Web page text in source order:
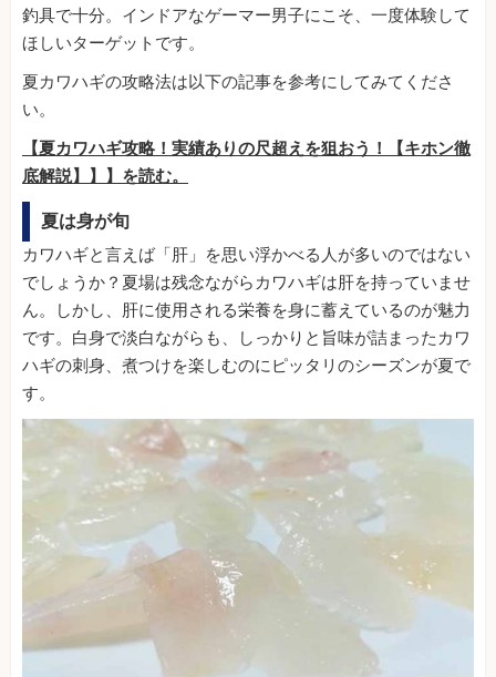
釣具で十分。インドアなゲーマー男子にこそ、一度体験して
ほしいターゲットです。
夏カワハギの攻略法は以下の記事を参考にしてみてくださ
い。
【夏カワハギ攻略！実績ありの尺超えを狙おう！【キホン徹
底解説】】】を読む。
夏は身が旬
カワハギと言えば「肝」を思い浮かべる人が多いのではない
でしょうか？夏場は残念ながらカワハギは肝を持っていませ
ん。しかし、肝に使用される栄養を身に蓄えているのが魅力
です。白身で淡白ながらも、しっかりと旨味が詰まったカワ
ハギの刺身、煮つけを楽しむのにピッタリのシーズンが夏で
す。